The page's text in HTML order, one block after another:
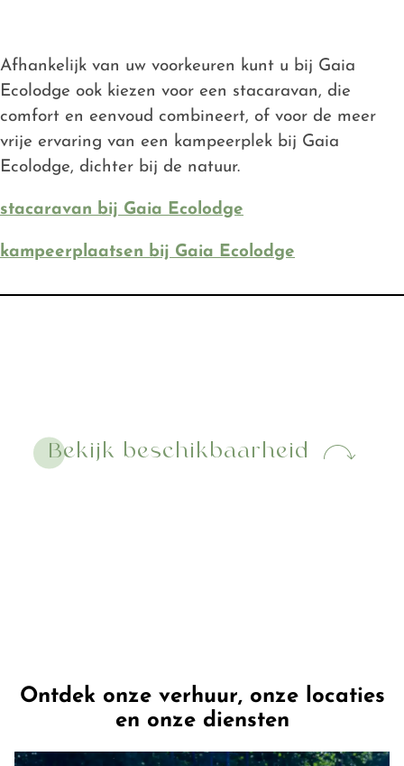
Afhankelijk van uw voorkeuren kunt u bij Gaia
Ecolodge ook kiezen voor een stacaravan, die
comfort en eenvoud combineert, of voor de meer
vrije ervaring van een kampeerplek bij Gaia
Ecolodge, dichter bij de natuur.
stacaravan bij Gaia Ecolodge
kampeerplaatsen bij Gaia Ecolodge
Bekijk beschikbaarheid
Ontdek onze verhuur, onze locaties
en onze diensten